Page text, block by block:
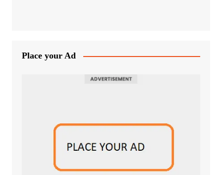
Place your Ad